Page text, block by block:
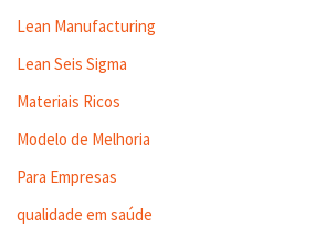
Lean Manufacturing
Lean Seis Sigma
Materiais Ricos
Modelo de Melhoria
Para Empresas
qualidade em saúde